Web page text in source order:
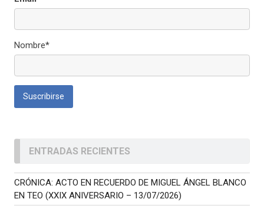
Nombre*
ENTRADAS RECIENTES
CRÓNICA: ACTO EN RECUERDO DE MIGUEL ÁNGEL BLANCO
EN TEO (XXIX ANIVERSARIO – 13/07/2026)